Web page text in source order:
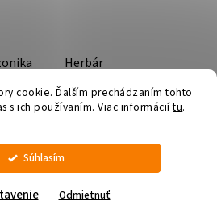
cookie. Ďalším prechádzaním tohto
s ich používaním. Viac informáciítu.
Súhlasím
Odmietnuť
Herbár
Amazonika. Všetky práva vyhradené.
nastavenie cookies